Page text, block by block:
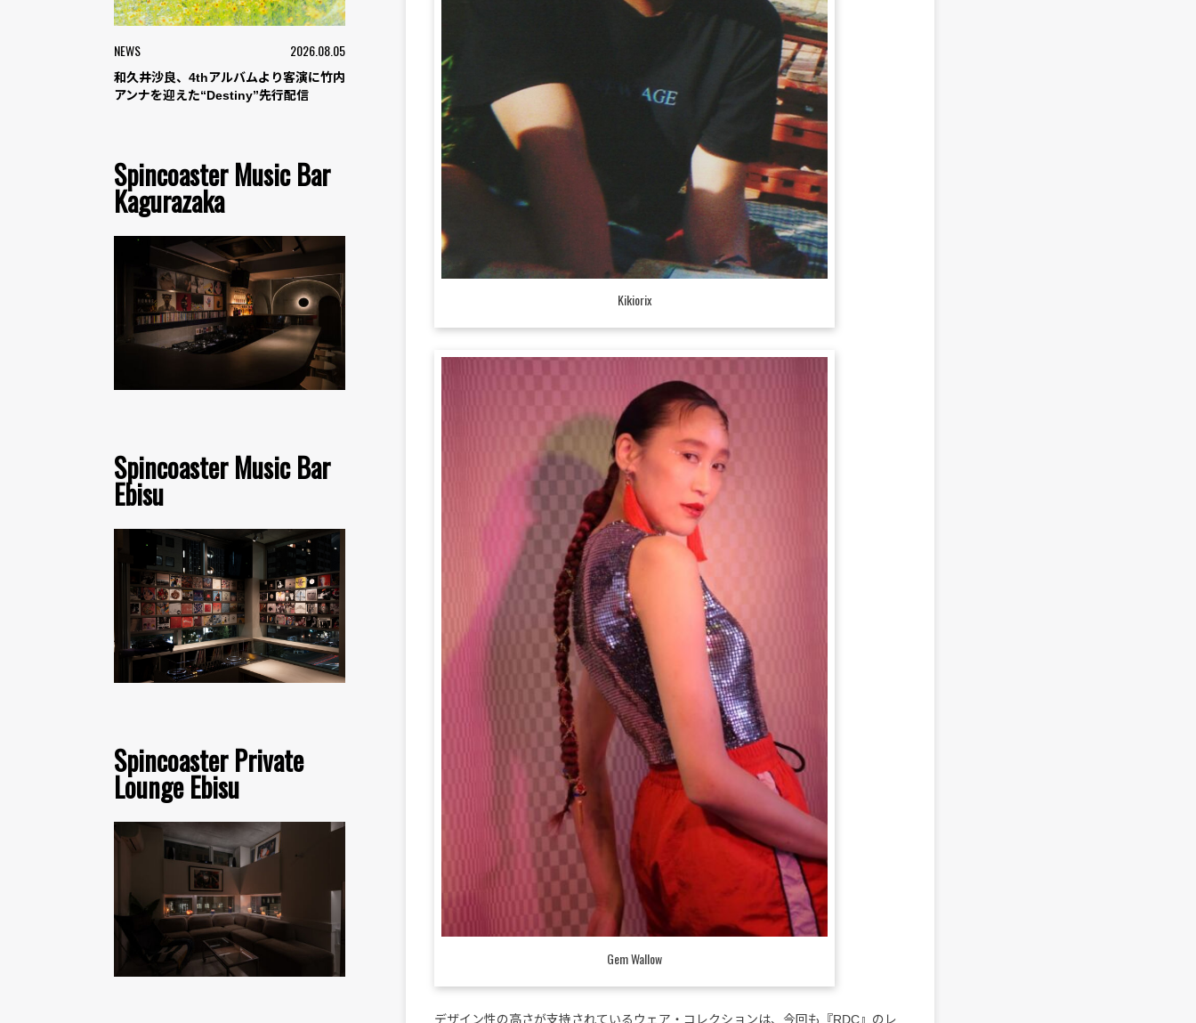
NEWS 2026.08.05
和久井沙良、4thアルバムより客演に竹内
アンナを迎えた“Destiny”先行配信
Spincoaster Music Bar
Kagurazaka
Spincoaster Music Bar
Ebisu
Spincoaster Private
Lounge Ebisu
Kikiorix
Gem Wallow
デザイン性の高さが支持されているウェア・コレクションは、今回も『RDC』のレ